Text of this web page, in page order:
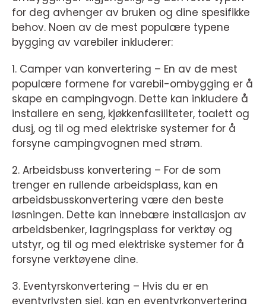
for deg avhenger av bruken og dine spesifikke
behov. Noen av de mest populære typene
bygging av varebiler inkluderer:
1. Camper van konvertering – En av de mest
populære formene for varebil-ombygging er å
skape en campingvogn. Dette kan inkludere å
installere en seng, kjøkkenfasiliteter, toalett og
dusj, og til og med elektriske systemer for å
forsyne campingvognen med strøm.
2. Arbeidsbuss konvertering – For de som
trenger en rullende arbeidsplass, kan en
arbeidsbusskonvertering være den beste
løsningen. Dette kan innebære installasjon av
arbeidsbenker, lagringsplass for verktøy og
utstyr, og til og med elektriske systemer for å
forsyne verktøyene dine.
3. Eventyrskonvertering – Hvis du er en